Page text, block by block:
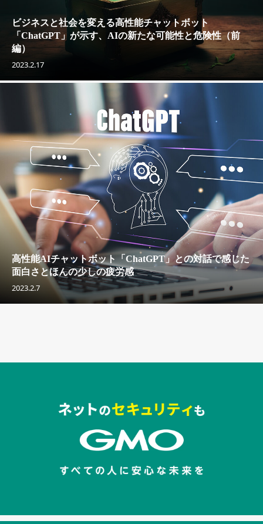
ビジネスと社会を変える高性能チャットボット
「ChatGPT」が示す、AIの新たな可能性と危険性（前
編）
2023.2.17
高性能AIチャットボット「ChatGPT」との対話で感じた
面白さとほんの少しの疲労感
2023.2.7
セキュリティキャンペーンでのバナー